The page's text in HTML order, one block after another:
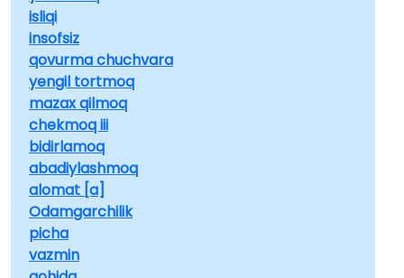
isliqi
insofsiz
qovurma chuchvara
yengil tortmoq
mazax qilmoq
chekmoq iii
bidirlamoq
abadiylashmoq
alomat [a]
Odamgarchilik
picha
vazmin